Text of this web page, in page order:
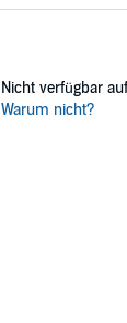
Nicht verfügbar
Warum nicht?